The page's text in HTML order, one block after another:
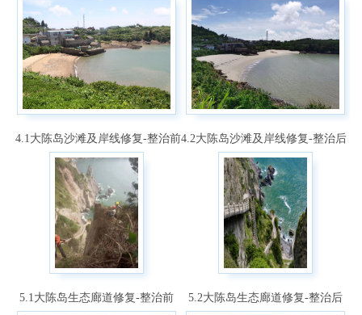
4.1大陈岛沙滩及岸线修复-整治前4.2大陈岛沙滩及岸线修复-整治后
5.1大陈岛生态廊道修复-整治前 5.2大陈岛生态廊道修复-整治后